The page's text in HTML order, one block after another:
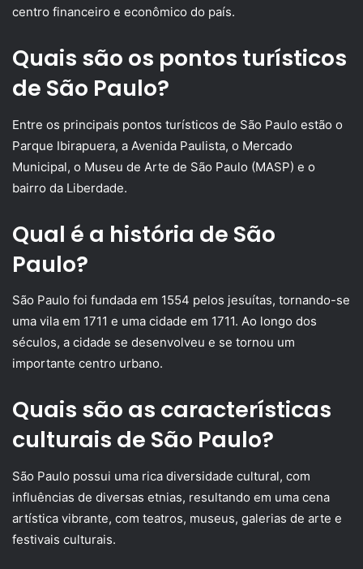
centro financeiro e econômico do país.
Quais são os pontos turísticos
de São Paulo?
Entre os principais pontos turísticos de São Paulo estão o
Parque Ibirapuera, a Avenida Paulista, o Mercado
Municipal, o Museu de Arte de São Paulo (MASP) e o
bairro da Liberdade.
Qual é a história de São
Paulo?
São Paulo foi fundada em 1554 pelos jesuítas, tornando-se
uma vila em 1711 e uma cidade em 1711. Ao longo dos
séculos, a cidade se desenvolveu e se tornou um
importante centro urbano.
Quais são as características
culturais de São Paulo?
São Paulo possui uma rica diversidade cultural, com
influências de diversas etnias, resultando em uma cena
artística vibrante, com teatros, museus, galerias de arte e
festivais culturais.